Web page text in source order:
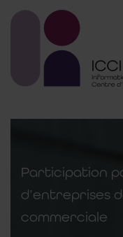
Participation
d’entreprises
commerciale